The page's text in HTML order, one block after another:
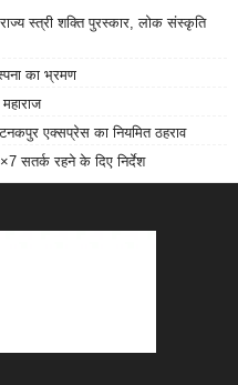
स्त्री शक्ति पुरस्कार, लोक संस्कृति
का भ्रमण
एक्सप्रेस का नियमित ठहराव
सतर्क रहने के दिए निर्देश